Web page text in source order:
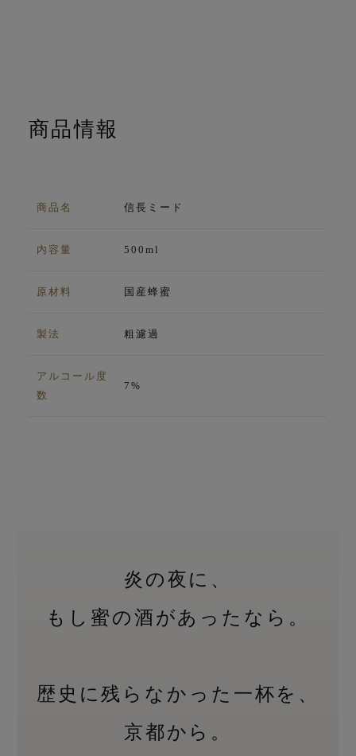
商品情報
商品名 信長ミード
内容量 500ml
原材料 国産蜂蜜
製法 粗濾過
アルコール度
数
7%
炎の夜に、
もし蜜の酒があったなら。
歴史に残らなかった一杯を、
京都から。